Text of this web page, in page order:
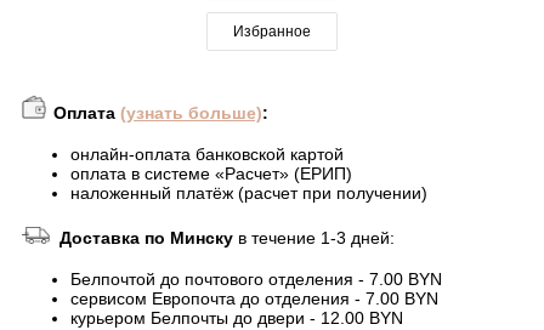
Избранное
Оплата (узнать больше):
онлайн-оплата банковской картой
оплата в системе «Расчет» (ЕРИП)
наложенный платёж (расчет при получении)
Доставка по Минску в течение 1-3 дней:
Белпочтой до почтового отделения - 7.00 BYN
сервисом Европочта до отделения - 7.00 BYN
курьером Белпочты до двери - 12.00 BYN